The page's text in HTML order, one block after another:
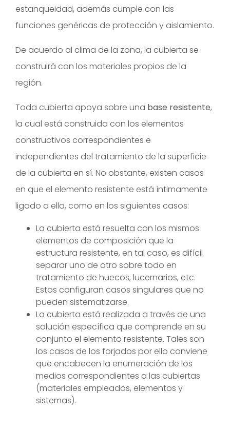
estanqueidad, además cumple con las
funciones genéricas de protección y aislamiento.
De acuerdo al clima de la zona, la cubierta se
construirá con los materiales propios de la
región.
Toda cubierta apoya sobre una base resistente,
la cual está construida con los elementos
constructivos correspondientes e
independientes del tratamiento de la superficie
de la cubierta en sí. No obstante, existen casos
en que el elemento resistente está íntimamente
ligado a ella, como en los siguientes casos:
La cubierta está resuelta con los mismos
elementos de composición que la
estructura resistente, en tal caso, es difícil
separar uno de otro sobre todo en
tratamiento de huecos, lucernarios, etc.
Estos configuran casos singulares que no
pueden sistematizarse.
La cubierta está realizada a través de una
solución específica que comprende en su
conjunto el elemento resistente. Tales son
los casos de los forjados por ello conviene
que encabecen la enumeración de los
medios correspondientes a las cubiertas
(materiales empleados, elementos y
sistemas).